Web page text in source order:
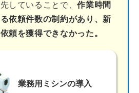
していることで、作業時間
依頼件数の制約があり、新
頼を獲得できなかった。
業務用ミシンの導入